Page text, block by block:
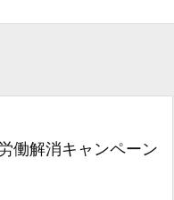
働解消キャンペーン